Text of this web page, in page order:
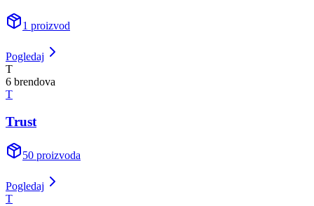
1 proizvod
Pogledaj
T
6 brendova
T
Trust
50 proizvoda
Pogledaj
T